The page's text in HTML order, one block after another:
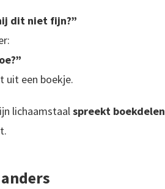
dit niet fijn?”
uit een boekje.
lichaamstaalspreekt boekdelen